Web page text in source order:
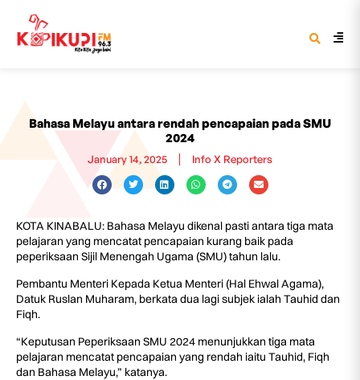
Bahasa Melayu antara rendah pencapaian pada SMU
2024
January 14, 2025 Info X Reporters
KOTA KINABALU: Bahasa Melayu dikenal pasti antara tiga mata
pelajaran yang mencatat pencapaian kurang baik pada
peperiksaan Sijil Menengah Ugama (SMU) tahun lalu.
Pembantu Menteri Kepada Ketua Menteri (Hal Ehwal Agama),
Datuk Ruslan Muharam, berkata dua lagi subjek ialah Tauhid dan
Fiqh.
“Keputusan Peperiksaan SMU 2024 menunjukkan tiga mata
pelajaran mencatat pencapaian yang rendah iaitu Tauhid, Fiqh
dan Bahasa Melayu,” katanya.